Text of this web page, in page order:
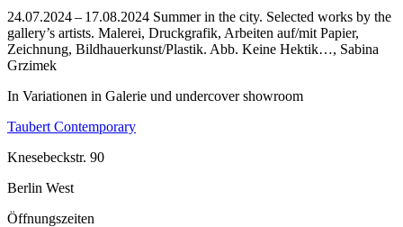
24.07.2024 – 17.08.2024 Summer in the city. Selected works by the
gallery’s artists. Malerei, Druckgrafik, Arbeiten auf/mit Papier,
Zeichnung, Bildhauerkunst/Plastik. Abb. Keine Hektik…, Sabina
Grzimek
In Variationen in Galerie und undercover showroom
Taubert Contemporary
Knesebeckstr. 90
Berlin West
Öffnungszeiten